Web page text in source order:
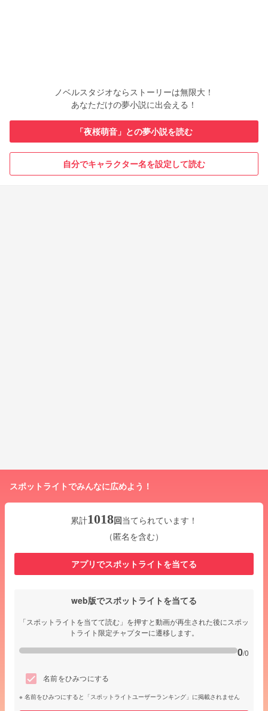
ノベルスタジオならストーリーは無限大！
あなただけの夢小説に出会える！
「夜桜萌音」との夢小説を読む
自分でキャラクター名を設定して読む
スポットライトでみんなに広めよう！
累計1018回当てられています！
（匿名を含む）
アプリでスポットライトを当てる
web版でスポットライトを当てる
「スポットライトを当てて読む」を押すと動画が再生された後にスポッ
トライト限定チャプターに遷移します。
0/0
名前をひみつにする
名前をひみつにすると「スポットライトユーザーランキング」に掲載されません